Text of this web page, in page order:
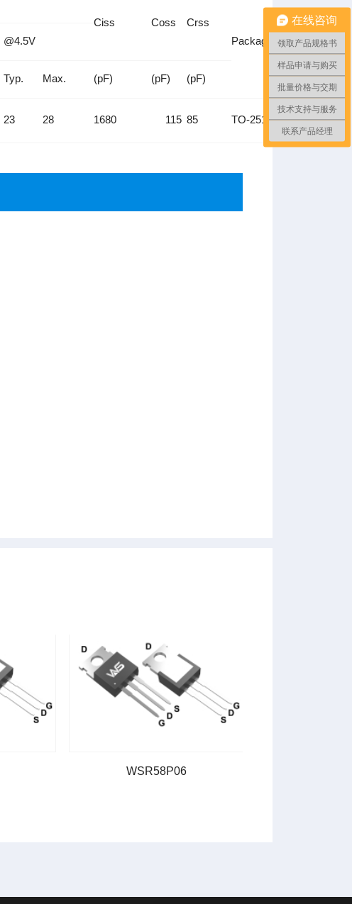
Ciss
Coss
Crss
Package
@4.5V
Typ. Max. (pF) (pF) (pF)
23 28 1680 115 85 TO-251
WSR58P06
在线咨询
领取产品规格书
样品申请与购买
批量价格与交期
技术支持与服务
联系产品经理